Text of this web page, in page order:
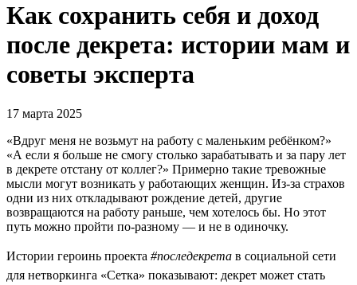
Как сохранить себя и доход
после декрета: истории мам и
советы эксперта
17 марта 2025
«Вдруг меня не возьмут на работу с маленьким ребёнком?»
«А если я больше не смогу столько зарабатывать и за пару лет
в декрете отстану от коллег?» Примерно такие тревожные
мысли могут возникать у работающих женщин. Из-за страхов
одни из них откладывают рождение детей, другие
возвращаются на работу раньше, чем хотелось бы. Но этот
путь можно пройти по-разному — и не в одиночку.
Истории героинь проекта #последекрета в социальной сети
для нетворкинга «Сетка» показывают: декрет может стать